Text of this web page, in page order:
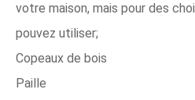
votre maison, mais pour des
pouvez utiliser;
Copeaux de bois
Paille